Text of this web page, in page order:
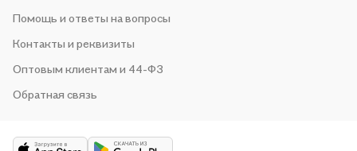
Помощь и ответы на вопросы
Контакты и реквизиты
Оптовым клиентам и 44-ФЗ
Обратная связь